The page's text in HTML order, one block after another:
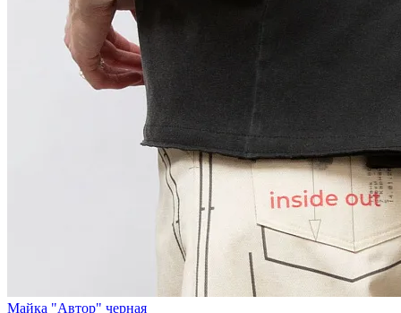
Майка "Автор" черная